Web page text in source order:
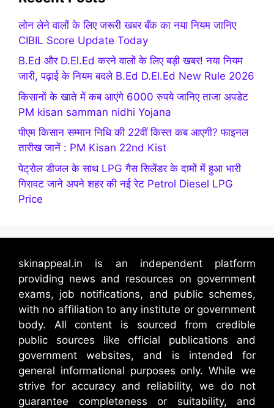
लोन लेने वालों के लिए जरूरी खबर बँक का नया नियम जानिए
CIBIL Score Update Today
B.Ed और D.El.Ed करने वालों के लिए बड़ी खबर! नया नियम
जारी, पढ़ाई के नियम बदले B.Ed D.El.Ed New Rule 2026
किसानों के खाते में कब आएंगे 6000 रुपये जानिए ताजा अपडेट
PM kisan samman nidhi Yojana
पीएम किसान सम्मान निधि की 22वीं किस्त कब आएगी? फाइनल
तारीख जानें : PM Kisan 22nd Kist
पेट्रोल डीजल के साथ LPG गैस सिलेंडर के दामों में हुआ भारी
गिरावट जाने अपने शहर की नई रेट Petrol Diesel LPG
Price
skinappeal.in is an independent platform
providing news and resources on government
exams, job notifications, and public schemes,
with no affiliation to any institute or government
body. All content is sourced from credible
public sources like official publications and
government websites, and is intended for
general informational purposes only. While we
strive for accuracy and reliability, we do not
guarantee completeness or suitability, and